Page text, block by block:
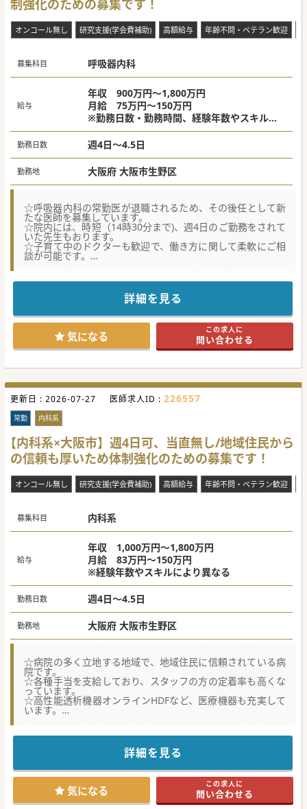
■救急対応については、当番制で常勤ドクターが対応をされ
増員されたいお考えです。
■加えて常勤ドクターの高齢化も懸念されており、組織体制
#年度内入職可 #秋入職可
制強化のための募集です！
オンコール無し 研究支援(学会費補助) 高額給与 年齢不問・ベテラン歓迎
募集科目 呼吸器内科
給与
年収 900万円～1,800万円
月給 75万円～150万円
※勤務日数・勤務時間、経験年数やスキルに
より異なる
勤務日数 週4日～4.5日
勤務地 大阪府 大阪市生野区
☆呼吸器内科の常勤医が退職されるため、その後任として新
たな医師を募集しています。
☆院内には、時短（14時30分まで)、週4日のご勤務をされて
いた先生もおります。
☆子育て中のドクターも歓迎で、働き方に関して柔軟にご相
談が可能です。
■外来業務は週に2コマ(専門外来、内科外来1コマずつ)をご
担当いただき、1コマあたり平均15名の患者様を診察しま
■病棟管理では、一般病床と療養病床の患者様を10名程度担
当、主治医制での管理が求められます。
■ご希望次第では、訪問診療のご経験も可能です。また、可
能でございましたら、シーバップもお願いしたい意向がござ
います。
【職場環境と雰囲気】
■若手が中心の職場で、コミュニケーションが円滑に取れる
環境が整っています。子育て中の医師もいらっしゃいます。
■院内のスタッフ、看護師、医師を十分に確保しており、負
荷分散ができているため、残業も少なく働きやすいです。
■他職種との交流も活発で、チーム医療が実現されており、
協力して仕事に取り組みやすいです。
【具体的な医療機関情報】
■小児科も標榜されている事や、病院の隣には保育園がある
ため、病児保育が可能です。最寄り駅から徒歩15分程の距離
で、車通勤が可能です。
■周辺には多くの病院が立地しており、地域住民に信頼され
る病院としての地位を確立しています。
で援助されるため、自己研鑽が推奨されます。
詳細を見る
気になる この求人に
問い合わせる
更新日 : 2026-07-27 医師求人ID : 226557
常勤 内科系
【内科系×大阪市】週4日可、当直無し/地域住民から
の信頼も厚いため体制強化のための募集です！
オンコール無し 研究支援(学会費補助) 高額給与 年齢不問・ベテラン歓迎
募集科目 内科系
給与
年収 1,000万円～1,800万円
月給 83万円～150万円
※経験年数やスキルにより異なる
勤務日数 週4日～4.5日
勤務地 大阪府 大阪市生野区
☆病院の多く立地する地域で、地域住民に信頼されている病
院です。
☆各種手当を支給しており、スタッフの方の定着率も高くな
っています。
☆高性能透析機器オンラインHDFなど、医療機器も充実して
います。
若返りを図るため常勤ドクターを募集されています。
ケアミックスの病院で、慢性期の患者さんも多くいらっしゃ
アクティビティは高くは無いため、働きやすい環境です♪
#秋入職可
詳細を見る
気になる この求人に
問い合わせる